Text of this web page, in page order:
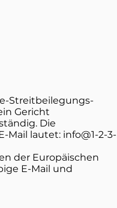
Streitbeilegungs-
Gericht
Die
lautet: info@1-2-3-
der Europäischen
E-Mail und